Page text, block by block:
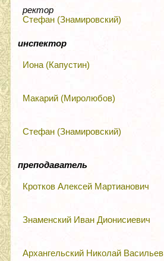
ректор
Стефан (Знамировский)
инспектор
Иона (Капустин)
Макарий (Миролюбов)
Стефан (Знамировский)
преподаватель
Кротков Алексей Мартианович
Знаменский Иван Дионисиевич
Архангельский Николай